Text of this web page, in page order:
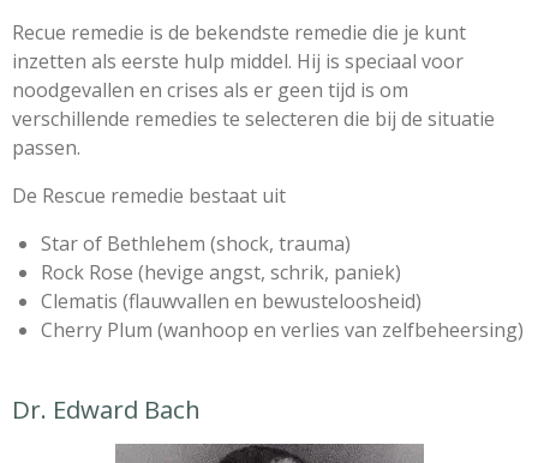
Recue remedie is de bekendste remedie die je kunt
inzetten als eerste hulp middel. Hij is speciaal voor
noodgevallen en crises als er geen tijd is om
verschillende remedies te selecteren die bij de situatie
passen.
De Rescue remedie bestaat uit
Star of Bethlehem (shock, trauma)
Rock Rose (hevige angst, schrik, paniek)
Clematis (flauwvallen en bewusteloosheid)
Cherry Plum (wanhoop en verlies van zelfbeheersing)
Dr. Edward Bach